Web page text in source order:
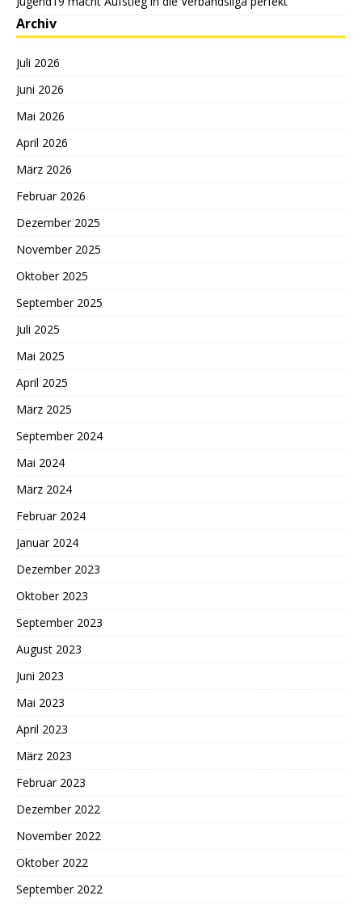
Archiv
Juli 2026
Juni 2026
Mai 2026
April 2026
März 2026
Februar 2026
Dezember 2025
November 2025
Oktober 2025
September 2025
Juli 2025
Mai 2025
April 2025
März 2025
September 2024
Mai 2024
März 2024
Februar 2024
Januar 2024
Dezember 2023
Oktober 2023
September 2023
August 2023
Juni 2023
Mai 2023
April 2023
März 2023
Februar 2023
Dezember 2022
November 2022
Oktober 2022
September 2022